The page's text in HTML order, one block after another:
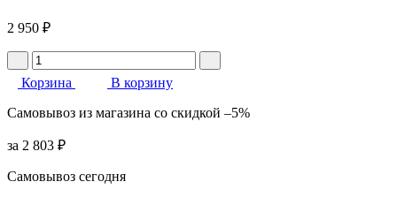
2 950 ₽
Корзина
В корзину
Самовывоз из магазина со скидкой –5%
за 2 803 ₽
Самовывоз сегодня